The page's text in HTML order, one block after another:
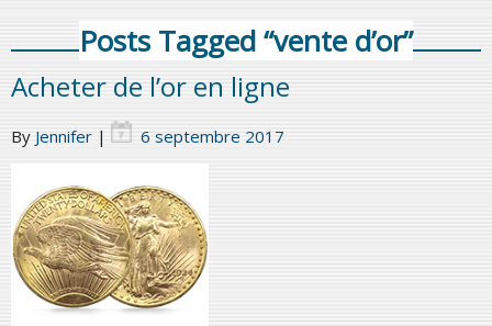
Posts Tagged “vente d’or”
Acheter de l’or en ligne
By Jennifer | 6 septembre 2017